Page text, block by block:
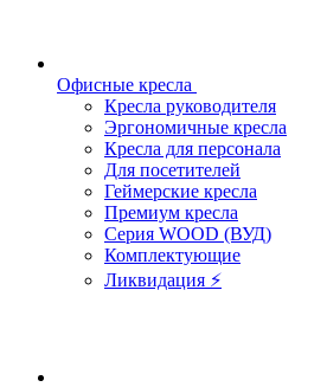
Офисные кресла
Кресла руководителя
Эргономичные кресла
Кресла для персонала
Для посетителей
Геймерские кресла
Премиум кресла
Серия WOOD (ВУД)
Комплектующие
Ликвидация ⚡